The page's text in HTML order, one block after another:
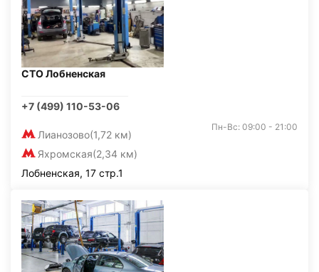
СТО Лобненская
+7 (499) 110-53-06
Лианозово(1,72 км)
Яхромская(2,34 км)
Пн-Вс: 09:00 - 21:00
Лобненская, 17 стр.1